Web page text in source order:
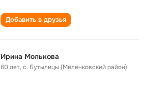
Добавить в друзья
Ирина Молькова
60 лет,с. Бутылицы (Меленковский район)